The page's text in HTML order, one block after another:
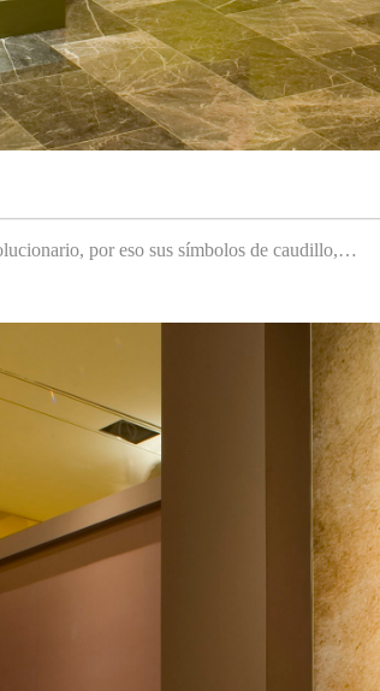
por eso sus símbolos de caudillo,…